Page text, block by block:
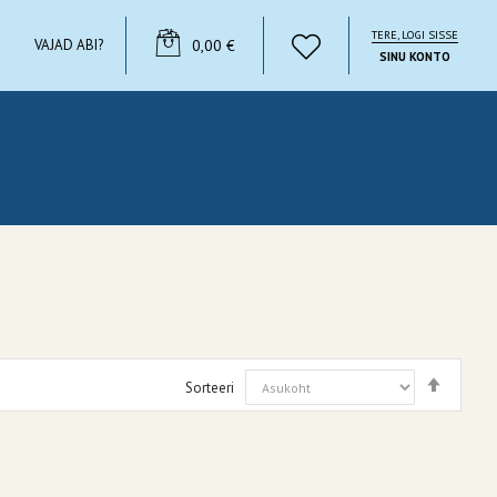
VAJAD ABI? YOUR CART
0,00 €
TERE, LOGI SISSE
SINU KONTO
Sorteeri
suunas